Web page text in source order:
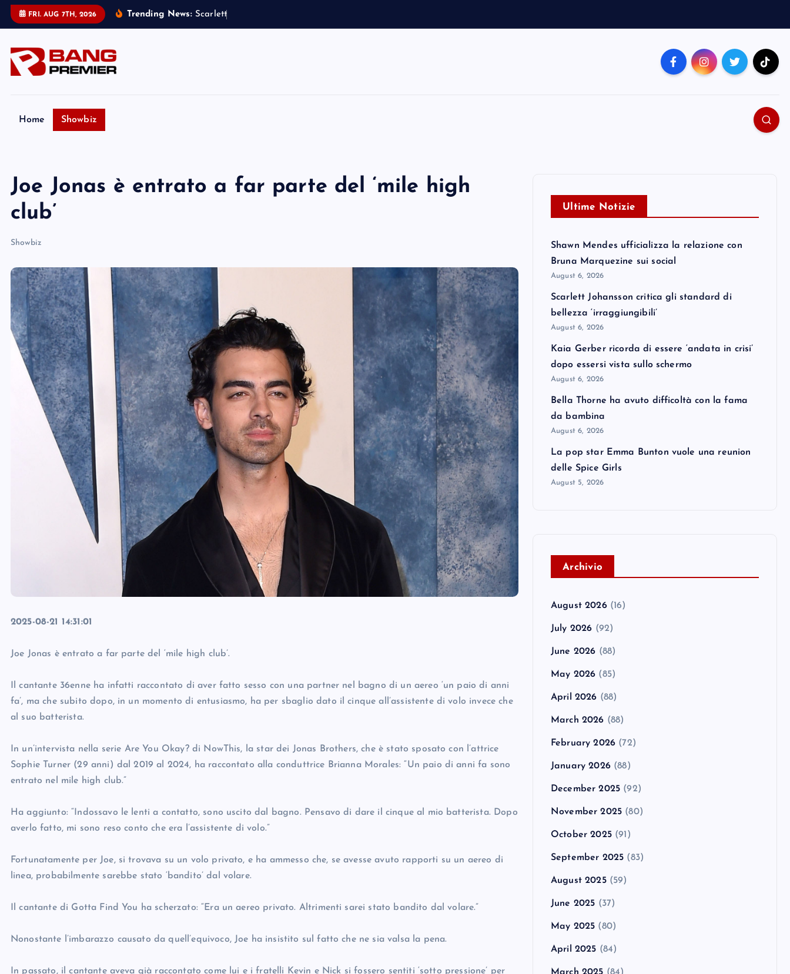
FRI. AUG 7TH, 2026 Trending News: Scar ett
Home Showbiz
Joe Jonas è entrato a far parte del ‘mile high
club’
Showbiz
2025-08-21 14:31:01
Joe Jonas è entrato a far parte del ‘mile high club’.
Il cantante 36enne ha infatti raccontato di aver fatto sesso con una partner nel bagno di un aereo ‘un paio di anni
fa’, ma che subito dopo, in un momento di entusiasmo, ha per sbaglio dato il cinque all’assistente di volo invece che
al suo batterista.
In un’intervista nella serie Are You Okay? di NowThis, la star dei Jonas Brothers, che è stato sposato con l’attrice
Sophie Turner (29 anni) dal 2019 al 2024, ha raccontato alla conduttrice Brianna Morales: “Un paio di anni fa sono
entrato nel mile high club.”
Ha aggiunto: “Indossavo le lenti a contatto, sono uscito dal bagno. Pensavo di dare il cinque al mio batterista. Dopo
averlo fatto, mi sono reso conto che era l’assistente di volo.”
Fortunatamente per Joe, si trovava su un volo privato, e ha ammesso che, se avesse avuto rapporti su un aereo di
linea, probabilmente sarebbe stato ‘bandito’ dal volare.
Il cantante di Gotta Find You ha scherzato: “Era un aereo privato. Altrimenti sarei stato bandito dal volare.”
Nonostante l’imbarazzo causato da quell’equivoco, Joe ha insistito sul fatto che ne sia valsa la pena.
In passato, il cantante aveva già raccontato come lui e i fratelli Kevin e Nick si fossero sentiti ‘sotto pressione’ per
Ultime Notizie
Shawn Mendes ufficializza la relazione con
Bruna Marquezine sui social
August 6, 2026
Scarlett Johansson critica gli standard di
bellezza ‘irraggiungibili’
August 6, 2026
Kaia Gerber ricorda di essere ‘andata in crisi’
dopo essersi vista sullo schermo
August 6, 2026
Bella Thorne ha avuto difficoltà con la fama
da bambina
August 6, 2026
La pop star Emma Bunton vuole una reunion
delle Spice Girls
August 5, 2026
Archivio
August 2026(16)
July 2026 (92)
June 2026 (88)
May 2026 (85)
April 2026 (88)
March 2026 (88)
February 2026 (72)
January 2026(88)
December 2025 (92)
November 2025 (80)
October 2025(91)
September 2025 (83)
August 2025(59)
June 2025 (37)
May 2025 (80)
April 2025 (84)
March 2025 (84)